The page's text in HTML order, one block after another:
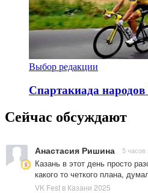
Выбор редакции
Спартакиада народов
Сейчас обсуждают
Анастасия Ришина 5 часов
Казань в этот день просто
какого то четкого плана,
VK Fest в Казани 2025